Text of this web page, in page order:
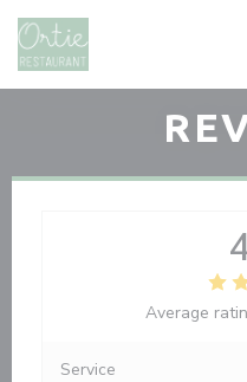
Personalizing your cookie
Average
Service